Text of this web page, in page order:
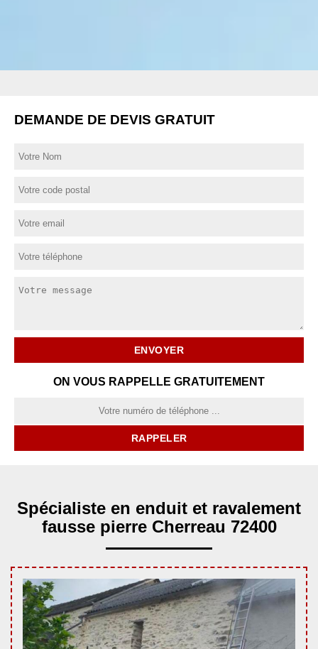
DEMANDE DE DEVIS GRATUIT
ON VOUS RAPPELLE GRATUITEMENT
Spécialiste en enduit et ravalement
fausse pierre Cherreau 72400